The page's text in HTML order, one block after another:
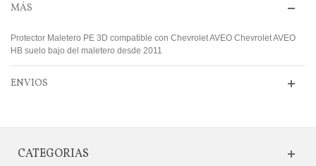
MÁS
Protector Maletero PE 3D compatible con Chevrolet AVEO Chevrolet AVEO
HB suelo bajo del maletero desde 2011
ENVIOS
CATEGORIAS